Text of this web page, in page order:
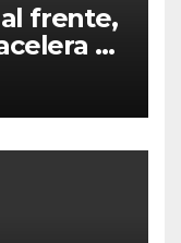
frente,
su
y